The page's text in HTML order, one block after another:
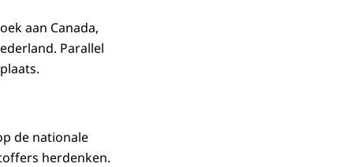
aan Canada,
Parallel
de nationale
herdenken.